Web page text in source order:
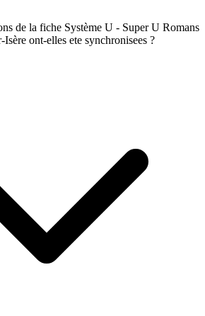
de la fiche Système U - Super U Romans
ont-elles ete synchronisees ?